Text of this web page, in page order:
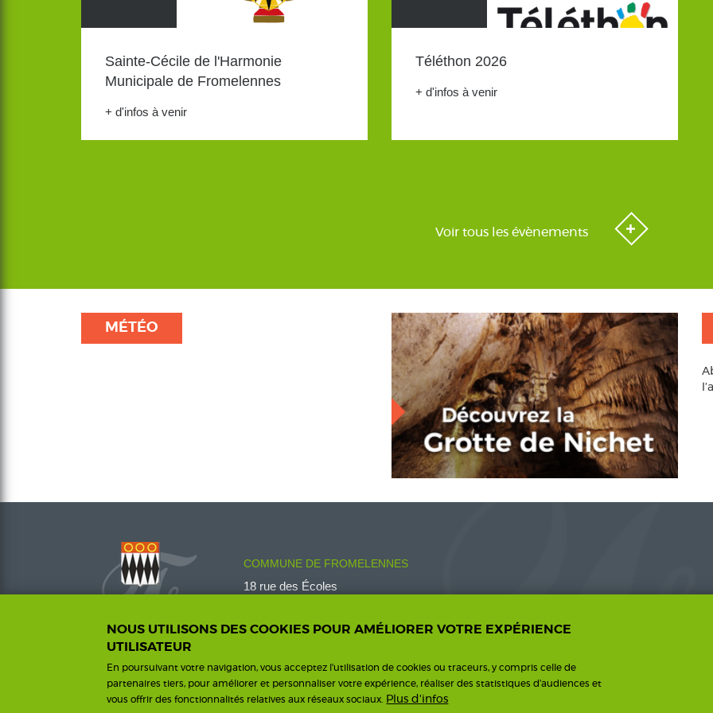
Sainte-Cécile de l'Harmonie
Municipale de Fromelennes
+ d'infos à venir
Téléthon 2026
+ d'infos à venir
Voir tous les évènements
MÉTÉO
COMMUNE DE FROMELENNES
18 rue des Écoles
NOUS UTILISONS DES COOKIES POUR AMÉLIORER VOTRE EXPÉRIENCE
UTILISATEUR
En poursuivant votre navigation, vous acceptez l'utilisation de cookies ou traceurs, y compris celle de
partenaires tiers, pour améliorer et personnaliser votre expérience, réaliser des statistiques d’audiences et
vous offrir des fonctionnalités relatives aux réseaux sociaux.
Plus d'infos